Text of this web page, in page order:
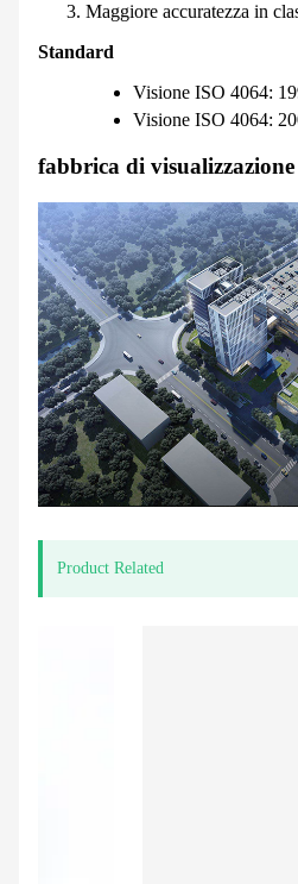
Maggiore accuratezza in
Standard
Visione ISO 4064:
Visione ISO 4064:
fabbrica di visualizzazione
Product Related